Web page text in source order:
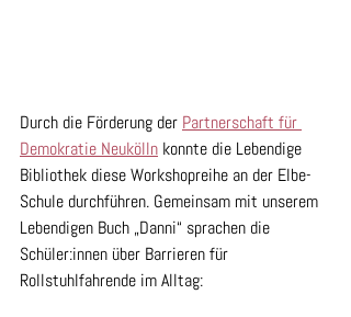
Durch die Förderung der Partnerschaft für
Demokratie Neukölln konnte die Lebendige
Bibliothek diese Workshopreihe an der Elbe-
Schule durchführen. Gemeinsam mit unserem
Lebendigen Buch „Danni“ sprachen die
Schüler:innen über Barrieren für
Rollstuhlfahrende im Alltag: